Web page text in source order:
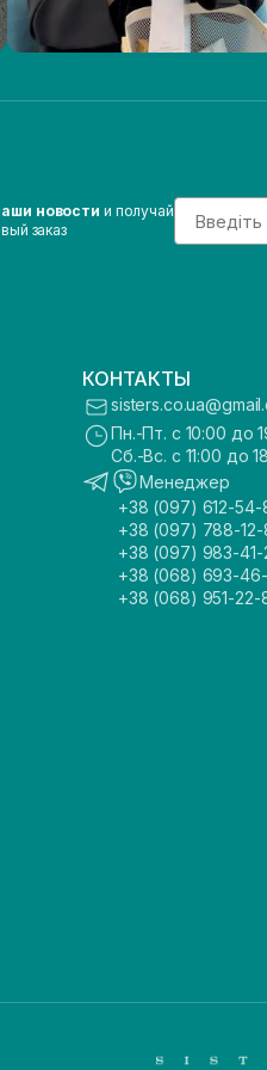
новости и получай
заказ
Email
КОНТАКТЫ
Пн.-Пт. с 10:00 до
Сб.-Вс. с 11:00 до
Менеджер
+38 (097) 612-54-
+38 (097) 788-12-
+38 (097) 983-41-
+38 (068) 693-
+38 (068) 951-22-